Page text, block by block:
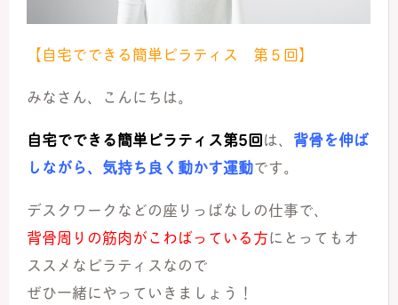
【自宅でできる簡単ピラティス 第５回】
みなさん、こんにちは。
自宅でできる簡単ピラティス第5回は、 背骨を伸ば
しながら、気持ち良く動かす運動です。
デスクワークなどの座りっぱなしの仕事で、
背骨周りの筋肉がこわばっている方にとってもオ
ススメなピラティスなので
ぜひ一緒にやっていきましょう！